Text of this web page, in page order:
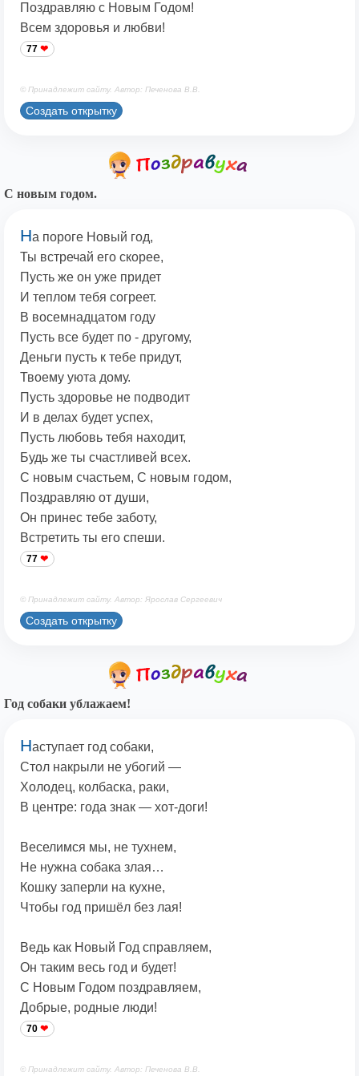
Поздравляю с Новым Годом!
Всем здоровья и любви!
77
© Принадлежит сайту. Автор: Печенова В.В.
Создать открытку
С новым годом.
На пороге Новый год,
Ты встречай его скорее,
Пусть же он уже придет
И теплом тебя согреет.
В восемнадцатом году
Пусть все будет по - другому,
Деньги пусть к тебе придут,
Твоему уюта дому.
Пусть здоровье не подводит
И в делах будет успех,
Пусть любовь тебя находит,
Будь же ты счастливей всех.
С новым счастьем, С новым годом,
Поздравляю от души,
Он принес тебе заботу,
Встретить ты его спеши.
77
© Принадлежит сайту. Автор: Ярослав Сергеевич
Создать открытку
Год собаки ублажаем!
Наступает год собаки,
Стол накрыли не убогий —
Холодец, колбаска, раки,
В центре: года знак — хот-доги!
Веселимся мы, не тухнем,
Не нужна собака злая…
Кошку заперли на кухне,
Чтобы год пришёл без лая!
Ведь как Новый Год справляем,
Он таким весь год и будет!
С Новым Годом поздравляем,
Добрые, родные люди!
70
© Принадлежит сайту. Автор: Печенова В.В.